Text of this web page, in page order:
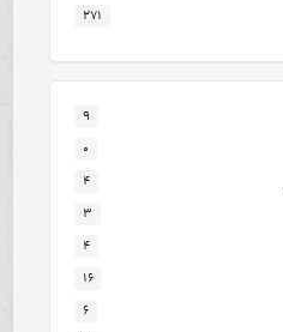
۲۷۱
۹
۰
۴
۳
۴
۱۶
۶